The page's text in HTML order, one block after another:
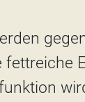
fettreiche